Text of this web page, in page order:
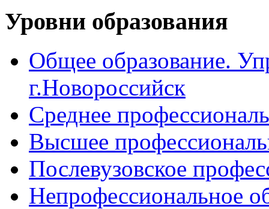
Уровни образования
Общее образование.
г.Новороссийск
Среднее
Высшее
Послевузовское
Непрофессиональное